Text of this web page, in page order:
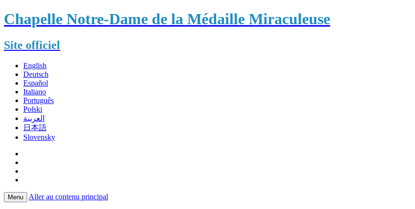
Chapelle Notre-Dame de la Médaille Miraculeuse
Site officiel
English
Deutsch
Español
Italiano
Português
Polski
العربية
日本語
Slovensky
Menu Aller au contenu principal